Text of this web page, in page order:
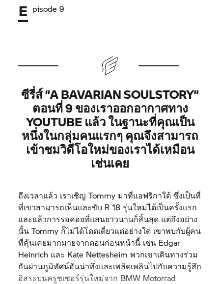
E pisode 9
ซีรี่ส์ “A BAVARIAN SOULSTORY”
ตอนที่ 9 ของเราออกอากาศทาง
YOUTUBE แล้ว ในฐานะที่คุณเป็น
หนึ่งในกลุ่มคนแรกๆ คุณจึงสามารถ
เข้าชมวิดีโอใหม่ของเราได้เหมือน
เช่นเคย
ถึงเวลาแล้ว เราเชิญ Tommy มาที่แอฟริกาใต้ ซึ่งเป็นที่
ที่เขาสามารถเห็นและขับ R 18 รุ่นใหม่ได้เป็นครั้งแรก
และแล้วการรอคอยที่แสนยาวนานก็สิ้นสุด แต่ถึงอย่าง
นั้น Tommy ก็ไม่ได้โดดเดี่ยวแต่อย่างใด เขาพบกับผู้คน
ที่คุ้นเคยมากมายจากตอนก่อนหน้านี้ เช่น Edgar
Heinrich และ Kate Nettesheim พวกเขาเดินทางร่วม
กันผ่านภูมิทัศน์อันน่าทึ่งและเพลิดเพลินไปกับความรู้สึก
อิสระบนครูซเซอร์รุ่นใหม่จาก BMW Motorrad